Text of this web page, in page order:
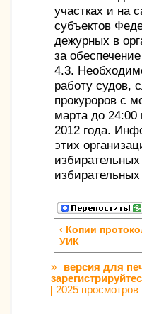
участках и на
субъектов
дежурных в
за
4.3.
работу судов,
прокуроров с
марта до
2012 года.
этих
‹ Копии
УИК
»
версия для
2025 просмотров